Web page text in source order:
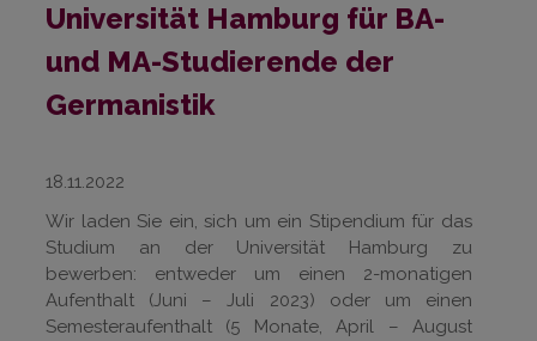
Universität Hamburg für BA-
und MA-Studierende der
Germanistik
18.11.2022
Wir laden Sie ein, sich um ein Stipendium für das
Studium an der Universität Hamburg zu
bewerben: entweder um einen 2-monatigen
Aufenthalt (Juni – Juli 2023) oder um einen
Semesteraufenthalt (5 Monate, April – August